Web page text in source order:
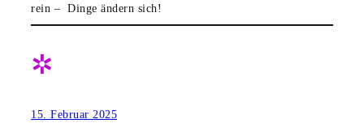
rein – Dinge ändern sich!
✲
15. Februar 2025